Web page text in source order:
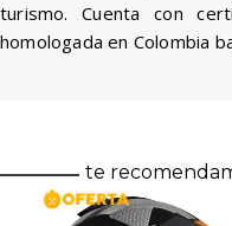
turismo. Cuenta con
homologada en Colombia
te